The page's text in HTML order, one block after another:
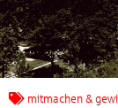
mitmachen &